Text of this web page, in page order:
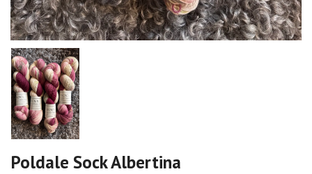
Poldale Sock Albertina